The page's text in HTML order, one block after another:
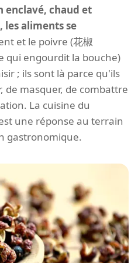
enclavé, chaud et
les aliments se
et le poivre (花椒
qui engourdit la bouche)
; ils sont là parce qu'ils
de masquer, de combattre
La cuisine du
une réponse au terrain
gastronomique.